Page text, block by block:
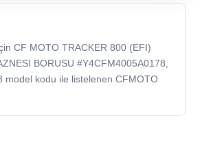
CF MOTO TRACKER 800 (EFI)
BORUSU #Y4CFM4005A0178,
model kodu ile listelenen CFMOTO